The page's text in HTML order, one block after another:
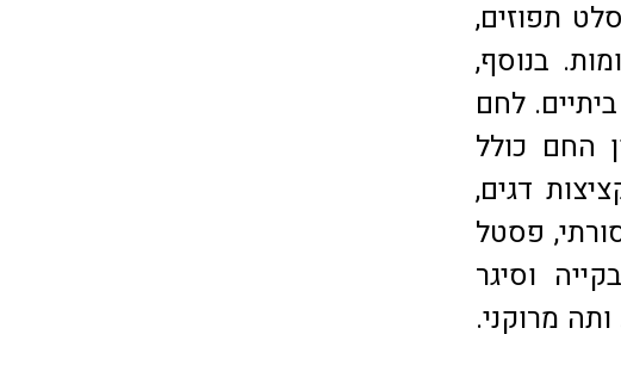
סוגים ביניהם סלט תפוזים,
בנוסף,
לחם
החם כולל
דגים,
פסטל
וסיגר
מרוקני.